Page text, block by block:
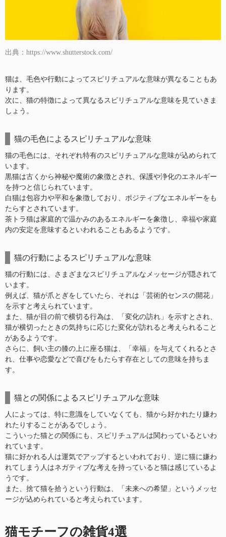
出典：https://www.shutterstock.com/
猫は、毛色や行動によってスピリチュアルな意味が異なることもあ
ります。
次に、猫の特徴によって異なるスピリチュアルな意味を見ていきま
しょう。
猫の毛色によるスピリチュアルな意味
猫の毛色には、それぞれ特有のスピリチュアルな意味が込められて
います。
黒猫は古くから神秘や魔術の象徴とされ、保護や浄化のエネルギー
を持つと信じられています。
白猫は包容力や平和を象徴しており、ポジティブなエネルギーをも
たらすとされています。
茶トラ猫は家庭的で温かみのあるエネルギーを象徴し、幸福や家庭
内の安定を意味するといわれることもあるようです。
猫の行動によるスピリチュアルな意味
猫の行動には、さまざまなスピリチュアルなメッセージが隠されて
います。
例えば、猫が爪とぎをしていたら、それは「芸術的センスの開花」
を示すと考えられています。
また、猫が目の前で横切る行為は、「変化の訪れ」を示すとされ、
猫が横切ったときの気持ちに応じた変化が訪れると考えられること
があるようです。
さらに、飼い主の膝の上に座る猫は、「幸福」を与えてくれるとさ
れ、仕事や恋愛などで喜びをもたらす存在としての意味を持ちま
す。
猫との関係によるスピリチュアルな意味
人によっては、特に意識をしていなくても、猫から好かれたり嫌わ
れたりすることがあるでしょう。
こういった猫との関係にも、スピリチュアルは関わっているといわ
れています。
猫に好かれる人は運気でアップするといわれており、逆に猫に嫌わ
れてしまう人はネガティブな考えを持っていると猫は感じているよ
うです。
また、捨て猫を拾うという行動は、「未来への希望」というメッセ
ージが込められていると考えられています。
猫モチーフの雑貨4選